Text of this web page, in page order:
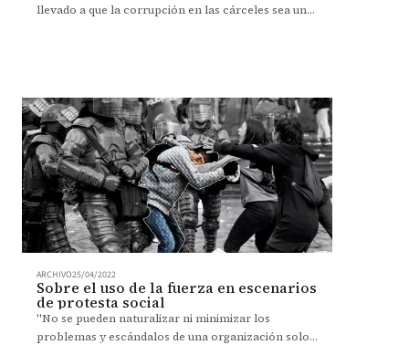
llevado a que la corrupción en las cárceles sea una
ARCHIVO25/04/2022
Sobre el uso de la fuerza en escenarios
de protesta social
"No se pueden naturalizar ni minimizar los
problemas y escándalos de una organización solo